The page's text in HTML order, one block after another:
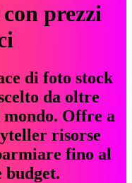
prezzi
di foto stock
da oltre
Offre a
risorse
fino al
budget.